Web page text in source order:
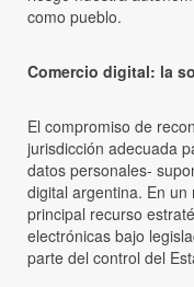
como pueblo.
Comercio digital: la
El compromiso de
jurisdicción adecuada
datos personales-
digital argentina. En
principal recurso
electrónicas bajo
parte del control del